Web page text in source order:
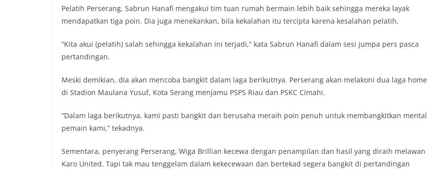
Pelatih Perserang, Sabrun Hanafi mengakui tim tuan rumah bermain lebih baik sehingga mereka layak
mendapatkan tiga poin. Dia juga menekankan, bila kekalahan itu tercipta karena kesalahan pelatih.
“Kita akui (pelatih) salah sehingga kekalahan ini terjadi,” kata Sabrun Hanafi dalam sesi jumpa pers pasca
pertandingan.
Meski demikian, dia akan mencoba bangkit dalam laga berikutnya. Perserang akan melakoni dua laga home
di Stadion Maulana Yusuf, Kota Serang menjamu PSPS Riau dan PSKC Cimahi.
“Dalam laga berikutnya, kami pasti bangkit dan berusaha meraih poin penuh untuk membangkitkan mental
pemain kami,” tekadnya.
Sementara, penyerang Perserang, Wiga Brillian kecewa dengan penampilan dan hasil yang diraih melawan
Karo United. Tapi tak mau tenggelam dalam kekecewaan dan bertekad segera bangkit di pertandingan